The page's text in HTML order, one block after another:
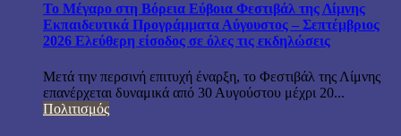
Το Μέγαρο στη Βόρεια Εύβοια Φεστιβάλ της Λίμνης
Εκπαιδευτικά Προγράμματα Αύγουστος – Σεπτέμβριος
2026 Ελεύθερη είσοδος σε όλες τις εκδηλώσεις
Μετά την περσινή επιτυχή έναρξη, το Φεστιβάλ της Λίμνης
επανέρχεται δυναμικά από 30 Αυγούστου μέχρι 20...
Πολιτισμός